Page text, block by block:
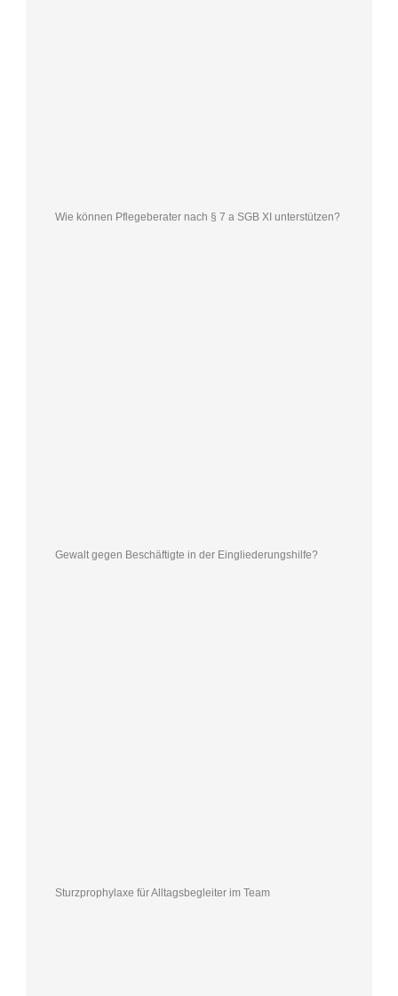
Wie können Pflegeberater nach § 7 a SGB XI unterstützen?
Gewalt gegen Beschäftigte in der Eingliederungshilfe?
Sturzprophylaxe für Alltagsbegleiter im Team